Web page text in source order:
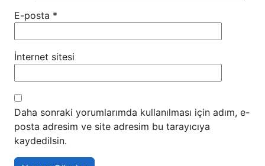
E-posta *
İnternet sitesi
Daha sonraki yorumlarımda kullanılması için adım, e-
posta adresim ve site adresim bu tarayıcıya
kaydedilsin.